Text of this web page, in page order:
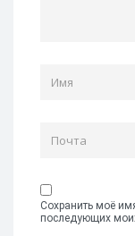
Сохранить моё
последующих